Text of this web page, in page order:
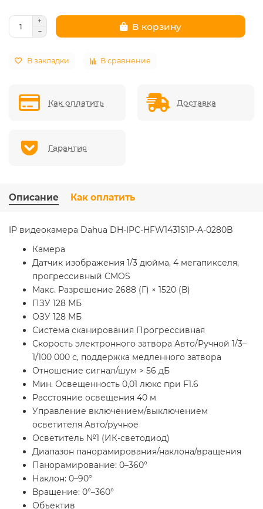
В корзину
В закладки В сравнение
Как оплатить Доставка
Гарантия
Описание Как оплатить
IP видеокамера Dahua DH-IPC-HFW1431S1P-A-0280B
Камера
Датчик изображения 1/3 дюйма, 4 мегапикселя,
прогрессивный CMOS
Макс. Разрешение 2688 (Г) × 1520 (В)
ПЗУ 128 МБ
ОЗУ 128 МБ
Система сканирования Прогрессивная
Скорость электронного затвора Авто/Ручной 1/3–
1/100 000 с, поддержка медленного затвора
Отношение сигнал/шум > 56 дБ
Мин. Освещенность 0,01 люкс при F1.6
Расстояние освещения 40 м
Управление включением/выключением
осветителя Авто/ручное
Осветитель №1 (ИК-светодиод)
Диапазон панорамирования/наклона/вращения
Панорамирование: 0–360°
Наклон: 0–90°
Вращение: 0°–360°
Объектив